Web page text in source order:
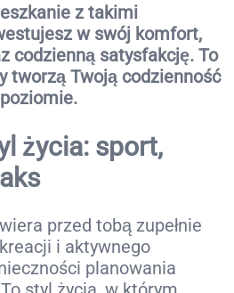
z takimi
w swój komfort,
codzienną satysfakcję. To
tworzą Twoją codzienność
życia: sport,
przed tobą zupełnie
i aktywnego
planowania